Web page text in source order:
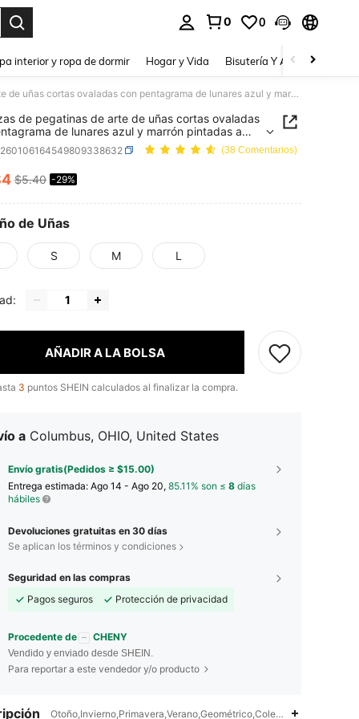
0 0
interior y ropa de dormir Hogar y Vida Bisutería Y Accesorios
10 piezas de pegatinas de arte de uñas cortas ovaladas con pentagrama de lunares azul y marrón pintadas a mano personalizadas estilo minimalista Y2K, uñas postizas cortas de presión sensibles hechas a mano
de pegatinas de arte de uñas cortas ovaladas
de lunares azul y marrón pintadas a
estilo minimalista Y2K, uñas
cortas de presión sensibles hechas a mano
(38 Comentarios)
AND AVAILABILITY
$5.40 -29%
de Uñas
S M L
AÑADIR A LA BOLSA
3 puntos SHEIN calculados al finalizar la compra.
a Columbus, OHIO, United States
Envío gratis(Pedidos ≥ $15.00)
Entrega estimada: Ago 14 - Ago 20, 85.11% son ≤ 8 días
hábiles
Devoluciones gratuitas en 30 días
Se aplican los términos y condiciones
Seguridad en las compras
Pagos seguros
Protección de privacidad
Procedente de CHENY
Vendido y enviado desde SHEIN.
Para reportar a este vendedor y/o producto
4.88